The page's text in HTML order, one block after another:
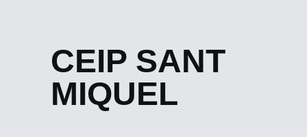
CEIP SANT
MIQUEL